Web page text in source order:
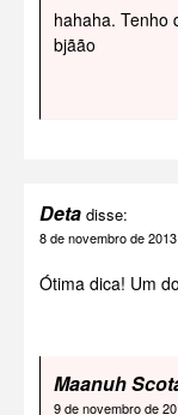
hahaha. Tenho
bjãão
Deta disse:
8 de novembro de
Ótima dica! Um
Maanuh
9 de novembro de